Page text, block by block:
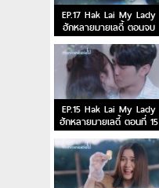
EP.17 Hak Lai My Lady
ฮักหลายมายเลดี้ ตอนจบ
EP.15 Hak Lai My Lady
ฮักหลายมายเลดี้ ตอนที่ 15